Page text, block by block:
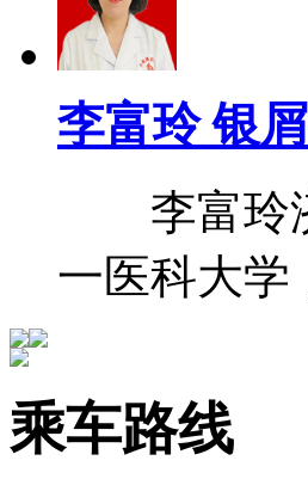
李富玲 银
李富玲济
一医科大学
乘车路线